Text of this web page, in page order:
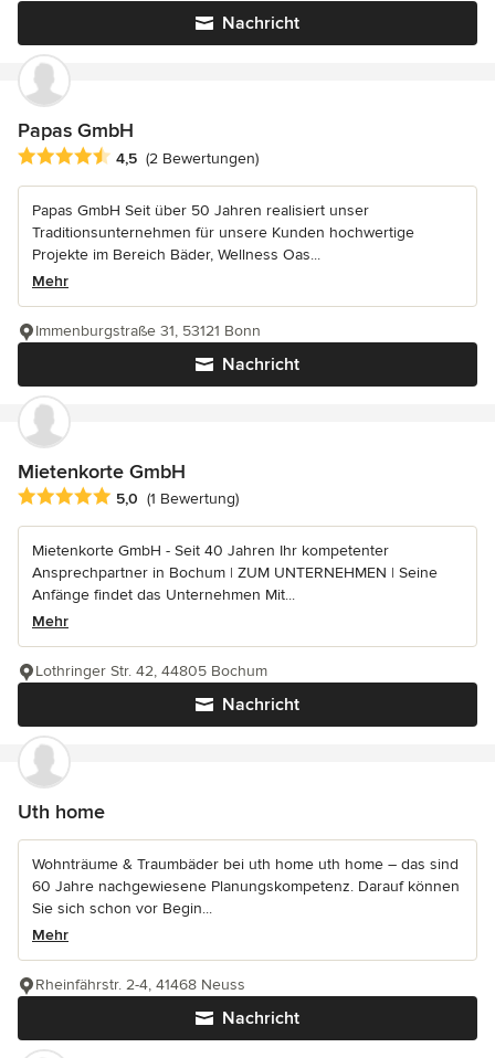
Nachricht
Papas GmbH
Durchschnittliche Bewertung: 4.5 von 5 Sternen
4,5 (2 Bewertungen)
Papas GmbH Seit über 50 Jahren realisiert unser
Traditionsunternehmen für unsere Kunden hochwertige
Projekte im Bereich Bäder, Wellness Oas...
Mehr
Nachricht
Immenburgstraße 31, 53121 Bonn
Mietenkorte GmbH
Durchschnittliche Bewertung: 5 von 5 Sternen
5,0 (1 Bewertung)
Mietenkorte GmbH - Seit 40 Jahren Ihr kompetenter
Ansprechpartner in Bochum | ZUM UNTERNEHMEN | Seine
Anfänge findet das Unternehmen Mit...
Mehr
Nachricht
Lothringer Str. 42, 44805 Bochum
Uth home
Wohnträume & Traumbäder bei uth home uth home – das sind
60 Jahre nachgewiesene Planungskompetenz. Darauf können
Sie sich schon vor Begin...
Mehr
Nachricht
Rheinfährstr. 2-4, 41468 Neuss